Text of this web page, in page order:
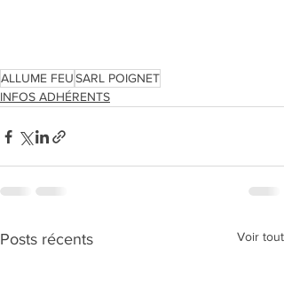
ALLUME FEUSARL POIGNET
INFOS ADHÉRENTS
Posts récents Voir tout